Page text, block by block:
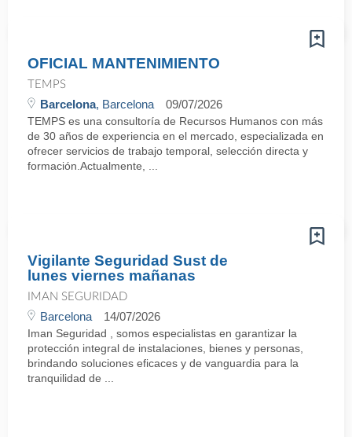
OFICIAL MANTENIMIENTO
TEMPS
Barcelona, Barcelona 09/07/2026
TEMPS es una consultoría de Recursos Humanos con más
de 30 años de experiencia en el mercado, especializada en
ofrecer servicios de trabajo temporal, selección directa y
formación.Actualmente, ...
Vigilante Seguridad Sust de
lunes viernes mañanas
IMAN SEGURIDAD
Barcelona 14/07/2026
Iman Seguridad , somos especialistas en garantizar la
protección integral de instalaciones, bienes y personas,
brindando soluciones eficaces y de vanguardia para la
tranquilidad de ...